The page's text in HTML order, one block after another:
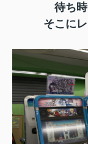
待ち
そこに